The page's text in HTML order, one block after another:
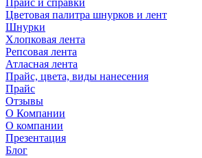
Прайс и справки
Цветовая палитра шнурков и лент
Шнурки
Хлопковая лента
Репсовая лента
Атласная лента
Прайс, цвета, виды нанесения
Прайс
Отзывы
О Компании
О компании
Презентация
Блог